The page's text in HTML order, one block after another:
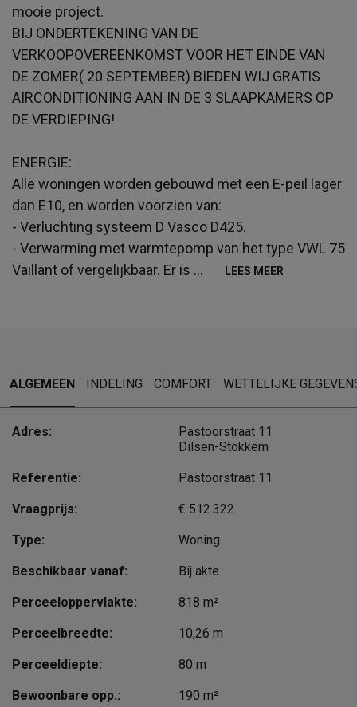
mooie project.
BIJ ONDERTEKENING VAN DE
VERKOOPOVEREENKOMST VOOR HET EINDE VAN
DE ZOMER( 20 SEPTEMBER) BIEDEN WIJ GRATIS
AIRCONDITIONING AAN IN DE 3 SLAAPKAMERS OP
DE VERDIEPING!
ENERGIE:
Alle woningen worden gebouwd met een E-peil lager
dan E10, en worden voorzien van:
- Verluchting systeem D Vasco D425.
- Verwarming met warmtepomp van het type VWL 75
Vaillant of vergelijkbaar. Er is ... LEES MEER
ALGEMEEN INDELING COMFORT WETTELIJKE
Adres:
Pastoorstraat 11
Dilsen-Stokkem
Referentie: Pastoorstraat 11
Vraagprijs: € 512.322
Type: Woning
Beschikbaar vanaf: Bij akte
Perceeloppervlakte: 818 m²
Perceelbreedte: 10,26 m
Perceeldiepte: 80 m
Bewoonbare opp.: 190 m²